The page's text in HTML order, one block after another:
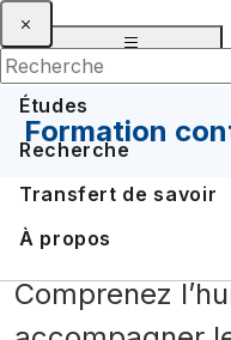
Études
Recherche
Transfert de savoir
À propos
Formation
Comprenez